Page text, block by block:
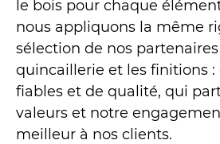
le bois pour chaque
nous appliquons la même
sélection de nos
quincaillerie et les finitions :
fiables et de qualité, qui
valeurs et notre
meilleur à nos clients.